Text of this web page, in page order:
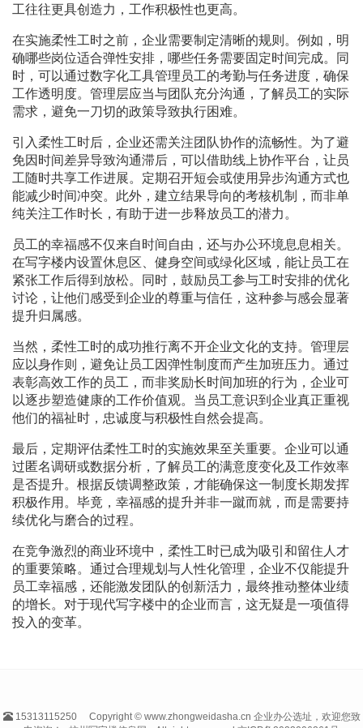
工往往更具创造力，工作积极性也更高。
在实施柔性工时之前，企业需要制定清晰的规则。例如，明
确哪些岗位适合弹性安排，哪些任务需要固定时间完成。同
时，可以通过数字化工具管理员工的考勤与任务进度，确保
工作透明度。管理层应当与团队充分沟通，了解员工的实际
需求，避免一刀切的政策导致执行困难。
引入柔性工时后，企业还需关注团队协作的流畅性。为了避
免因时间差异导致沟通滞后，可以借助线上协作平台，让员
工随时共享工作进展。定期召开短会或使用异步沟通方式也
能减少时间冲突。此外，建立结果导向的考核机制，而非单
纯关注工作时长，有助于进一步释放员工的潜力。
员工的幸福感不仅来自时间自由，还与办公环境息息相关。
在写字楼内设置休息区、健身空间或绿化区域，能让员工在
紧张工作后得到放松。同时，鼓励员工参与工时安排的优化
讨论，让他们感受到企业的尊重与信任，这种参与感会显著
提升归属感。
当然，柔性工时的成功推行离不开企业文化的支持。管理层
应以身作则，避免让员工因弹性制度而产生加班压力。通过
表彰高效工作的员工，而非奖励长时间加班的行为，企业可
以逐步塑造健康的工作价值观。当员工意识到企业真正重视
他们的福祉时，忠诚度与积极性自然会提高。
最后，定期评估柔性工时的实施效果至关重要。企业可以通
过匿名调研或数据分析，了解员工的满意度变化及工作效率
是否提升。根据反馈调整政策，才能确保这一制度长期发挥
积极作用。毕竟，幸福感的提升并非一蹴而就，而是需要持
续优化与磨合的过程。
在竞争激烈的商业环境中，柔性工时已成为吸引和留住人才
的重要策略。通过合理规划与人性化管理，企业不仅能提升
员工幸福感，还能激发团队的创新活力，最终推动整体业绩
的增长。对于现代写字楼中的企业而言，这无疑是一项值得
投入的变革。
15313115250
Copyright © www.zhongweidasha.cn 企业办公选址，欢迎您致